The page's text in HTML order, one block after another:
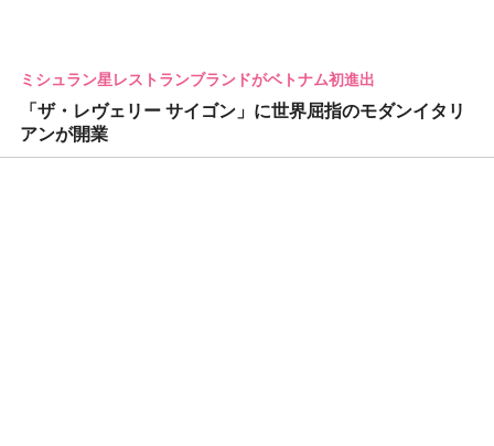
ミシュラン星レストランブランドがベトナム初進出
「ザ・レヴェリー サイゴン」に世界屈指のモダンイタリ
アンが開業